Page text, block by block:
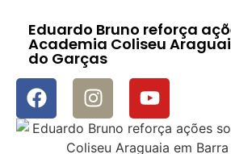
Eduardo Bruno reforça
Academia Coliseu
do Garças